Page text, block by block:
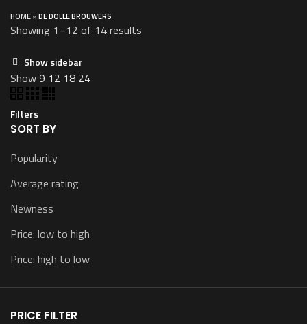
HOME»DE DOLLE BROUWERS
Showing 1–12 of 14 results
Show sidebar
Show9 12 18 24
Filters
SORT BY
Popularity
Average rating
Newness
Price: low to high
Price: high to low
PRICE FILTER